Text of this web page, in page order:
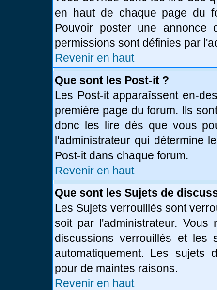
en haut de chaque page du
Pouvoir poster une annonce
permissions sont définies par
Revenir en haut
Que sont les Post-it ?
Les Post-it apparaîssent en-
première page du forum. Ils
donc les lire dès que vous
l'administrateur qui détermine
Post-it dans chaque forum.
Revenir en haut
Que sont les Sujets de
Les Sujets verrouillés sont
soit par l'administrateur.
discussions verrouillés et les
automatiquement. Les sujets
pour de maintes raisons.
Revenir en haut